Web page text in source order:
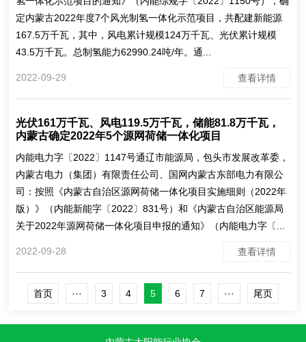
定内蒙古2022年度7个风光制氢一体化示范项目，共配建新能源
167.5万千瓦，其中，风电累计规模124万千瓦、光伏累计规模
43.5万千瓦。总制氢能力62990.24吨/年。通...
2022-09-29 查看详情
光伏161万千瓦、风电119.5万千瓦，储能81.8万千瓦，
内蒙古确定2022年5个源网荷储一体化项目
内能电力字〔2022〕1147号通辽市能源局，包头市发展改革委，
内蒙古电力（集团）有限责任公司、国网内蒙古东部电力有限公
司：按照《内蒙古自治区源网荷储一体化项目实施细则（2022年
版）》（内能新能字〔2022〕831号）和《内蒙古自治区能源局
关于2022年源网荷储一体化项目申报的通知》（内能电力字〔...
2022-09-28 查看详情
首页 ··· 3 4 5 6 7 ··· 尾页